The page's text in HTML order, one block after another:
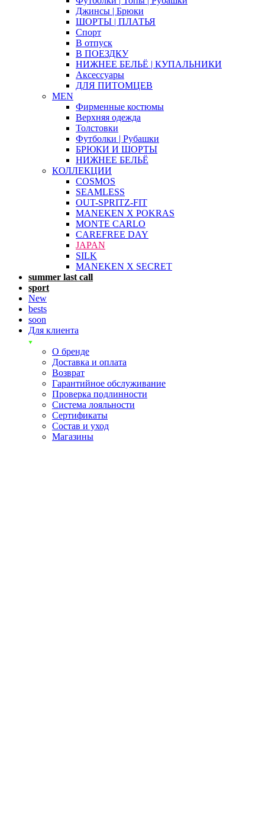
Джинсы | Брюки
ШОРТЫ | ПЛАТЬЯ
Спорт
В отпуск
В ПОЕЗДКУ
НИЖНЕЕ БЕЛЬЁ | КУПАЛЬНИКИ
Аксессуары
ДЛЯ ПИТОМЦЕВ
MEN
Фирменные костюмы
Верхняя одежда
Толстовки
Футболки | Рубашки
БРЮКИ И ШОРТЫ
НИЖНЕЕ БЕЛЬЁ
КОЛЛЕКЦИИ
COSMOS
SEAMLESS
OUT-SPRITZ-FIT
MANEKEN X POKRAS
MONTE CARLO
CAREFREE DAY
JAPAN
SILK
MANEKEN X SECRET
summer last call
sport
New
bests
soon
Для клиента
О бренде
Доставка и оплата
Возврат
Гарантийное обслуживание
Проверка подлинности
Система лояльности
Сертификаты
Состав и уход
Магазины